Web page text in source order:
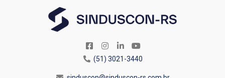
(51) 3021-3440